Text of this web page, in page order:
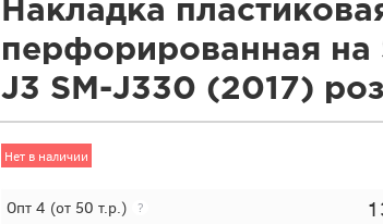
Накладка
перфорированная на
J3 SM-J330 (2017)
Нет в наличии
Опт 4 (от 50 т.р.) ?